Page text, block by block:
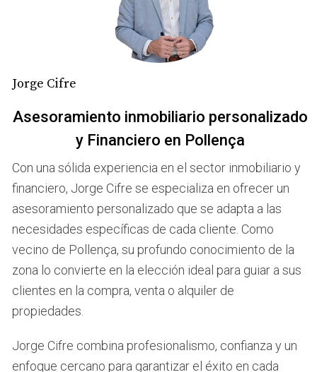
de las ventas es la escucha activa. No se trata solo de oír
lo que el cliente dice, sino de comprender sus
necesidades y preocupaciones profundas. Los mejores
vendedores en Pollença dedican tiempo a escuchar a sus
clientes, haciendo preguntas abiertas que fomentan una
que realmente busca el cliente, sino que también
establece una conexión emocional. Un ejemplo claro es
el caso de Ana, una agente inmobiliaria en Pollença.
Cuando un cliente potencial llegó buscando una casa
familiar, Ana no solo le mostró propiedades; se tomó el
tiempo para preguntar sobre su estilo de vida, sus
hobbies y qué era lo más importante para ellos en un
hogar. Gracias a esta escucha activa, pudo ofrecerle una
propiedad que no solo cumplía con sus requisitos, sino
que también resonaba emocionalmente con su visión
Construir Relaciones Sólidas
Jorge Cifre
Asesoramiento inmobiliario personalizado
y Financiero en Pollença
Con una sólida experiencia en el sector inmobiliario y
financiero, Jorge Cifre se especializa en ofrecer un
asesoramiento personalizado que se adapta a las
necesidades específicas de cada cliente. Como
vecino de Pollença, su profundo conocimiento de la
zona lo convierte en la elección ideal para guiar a sus
clientes en la compra, venta o alquiler de
propiedades.
Jorge Cifre combina profesionalismo, confianza y un
enfoque cercano para garantizar el éxito en cada